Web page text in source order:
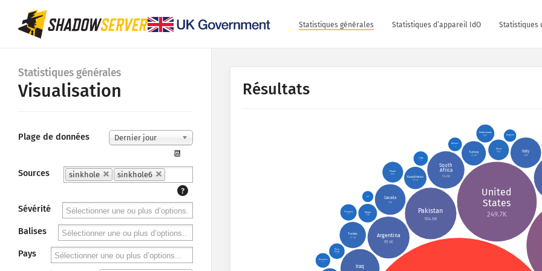
Statistiques générales Statistiques d’appareil IdO Statistiques
Statistiques générales
Visualisation
Plage de données Dernier jour
📆
Sources
sinkhole
sinkhole6
?
Sévérité
Balises
Pays
Résultats
United
States
249.7K
Pakistan
104.6K
Argentina
69.4K
Iraq
South
Africa
54.6K
Canada
37K
Italy
37K
Tunisia
27.2K
Turkey
23.3K
Kazakhstan
19.7K
Nepal
16.9K
Syria
16.8K
Kenya
13.6K
Netherlands
12.7K
Paraguay
10.5K
Hong
Kong
9.4K
Honduras
8.4K
Libya
8.2K
Bahrain
7.3K
Bulgaria
6.1K
Uganda
4.9K